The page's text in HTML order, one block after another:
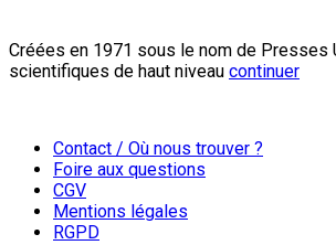
Créées en 1971 sous le nom de Presses
scientifiques de haut niveau continuer
Contact / Où nous trouver ?
Foire aux questions
CGV
Mentions légales
RGPD